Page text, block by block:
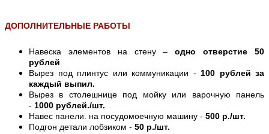
ДОПОЛНИТЕЛЬНЫЕ РАБОТЫ
Навеска элементов на стену –одно отверстие 50
рублей
Вырез под плинтус или коммуникации - 100 рублей за
каждый выпил.
Вырез в столешнице под мойку или варочную панель
- 1000 рублей./шт.
Навес панели. на посудомоечную машину - 500 р./шт.
Подгон детали лобзиком - 50 р./шт.